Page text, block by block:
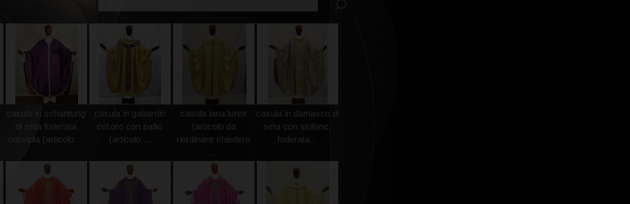
casula in schantung
di seta foderata
col.viola (articolo ...
casula in gabardin
col.oro con pallio
(articolo ...
casula lana lurex
(articolo da
riordinare chiedere
casula in damasco di
seta con stolone,
foderata...